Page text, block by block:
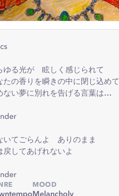
ゆる光が 眩しく感じられて
たの香りを瞬きの中に閉じ込めて
ない夢に別れを告げる言葉は…
いてごらんよ ありのまま
戻してあげれないよ
MOOD